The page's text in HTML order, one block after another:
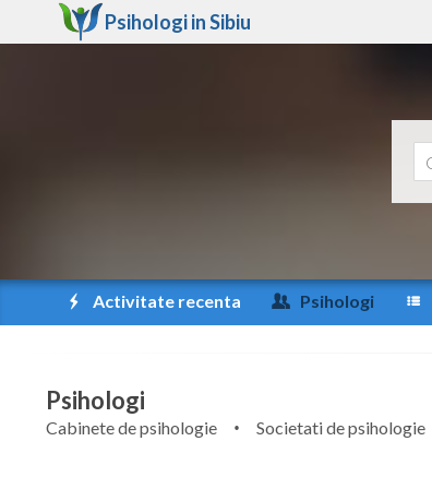
Psihologi inSibiu
Activitate recenta Psihologi
Psihologi
Cabinete de psihologie Societati de psihologie